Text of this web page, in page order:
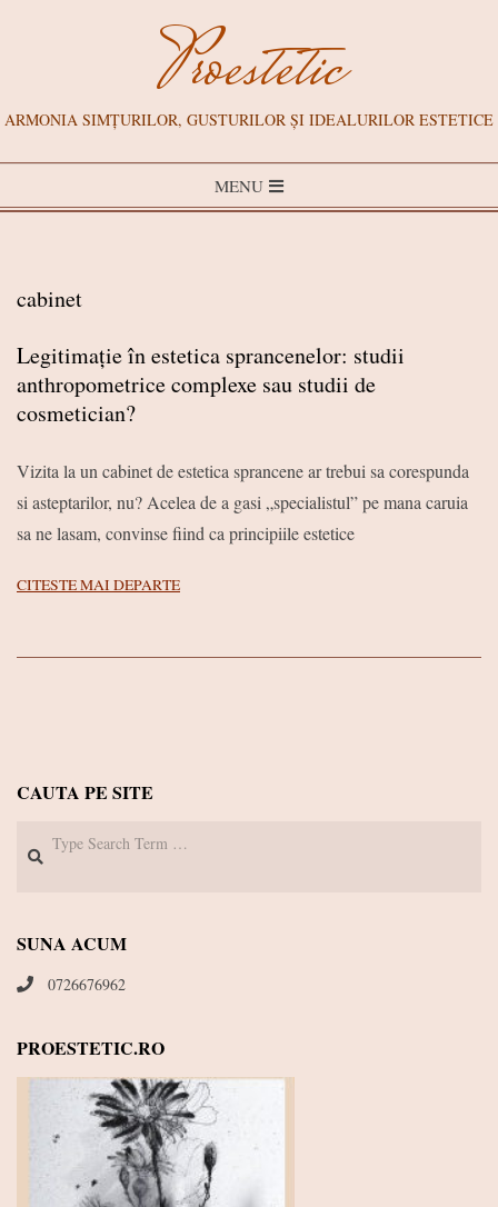
Proestetic
ARMONIA SIMȚURILOR, GUSTURILOR ȘI IDEALURILOR ESTETICE
Navigation
MENU
cabinet
Legitimație în estetica sprancenelor: studii
anthropometrice complexe sau studii de
cosmetician?
06-
06
Vizita la un cabinet de estetica sprancene ar trebui sa corespunda
si asteptarilor, nu? Acelea de a gasi „specialistul” pe mana caruia
sa ne lasam, convinse fiind ca principiile estetice
CITESTE MAI DEPARTE
CAUTA PE SITE
SUNA ACUM
0726676962
PROESTETIC.RO